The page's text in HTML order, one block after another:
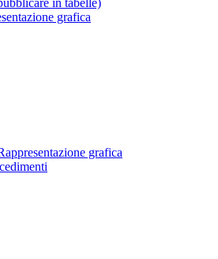
in tabelle)
grafica
grafica